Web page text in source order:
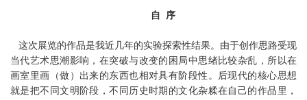
自 序
这次展览的作品是我近几年的实验探索性结果。由于创作思路受现
当代艺术思潮影响，在突破与改变的困局中思绪比较杂乱，所以在
画室里画（做）出来的东西也相对具有阶段性。后现代的核心思想
就是把不同文明阶段，不同历史时期的文化杂糅在自己的作品里，